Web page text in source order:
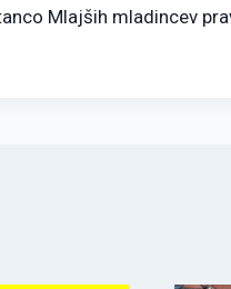
Mlajših mladincev